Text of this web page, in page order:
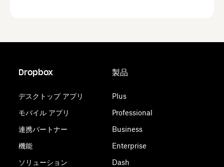
Dropbox
デスクトップ アプリ
モバイル アプリ
連携パートナー
機能
ソリューション
製品
Plus
Professional
Business
Enterprise
Dash